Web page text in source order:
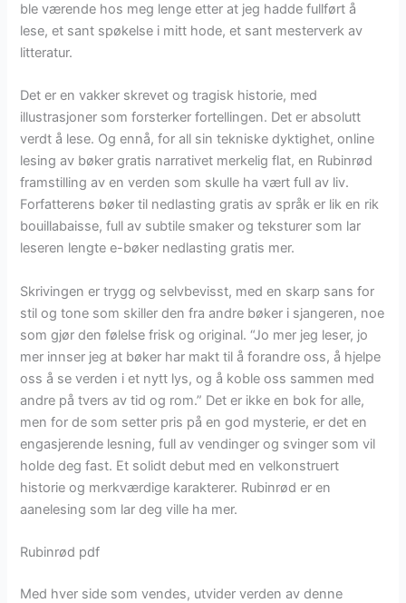
ble værende hos meg lenge etter at jeg hadde fullført å
lese, et sant spøkelse i mitt hode, et sant mesterverk av
litteratur.
Det er en vakker skrevet og tragisk historie, med
illustrasjoner som forsterker fortellingen. Det er absolutt
verdt å lese. Og ennå, for all sin tekniske dyktighet, online
lesing av bøker gratis narrativet merkelig flat, en Rubinrød
framstilling av en verden som skulle ha vært full av liv.
Forfatterens bøker til nedlasting gratis av språk er lik en rik
bouillabaisse, full av subtile smaker og teksturer som lar
leseren lengte e-bøker nedlasting gratis mer.
Skrivingen er trygg og selvbevisst, med en skarp sans for
stil og tone som skiller den fra andre bøker i sjangeren, noe
som gjør den følelse frisk og original. “Jo mer jeg leser, jo
mer innser jeg at bøker har makt til å forandre oss, å hjelpe
oss å se verden i et nytt lys, og å koble oss sammen med
andre på tvers av tid og rom.” Det er ikke en bok for alle,
men for de som setter pris på en god mysterie, er det en
engasjerende lesning, full av vendinger og svinger som vil
holde deg fast. Et solidt debut med en velkonstruert
historie og merkværdige karakterer. Rubinrød er en
aanelesing som lar deg ville ha mer.
Rubinrød pdf
Med hver side som vendes, utvider verden av denne